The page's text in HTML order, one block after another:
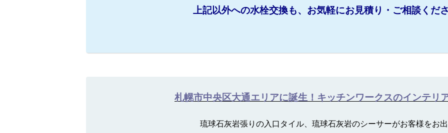
上記以外への水栓交換も、お気軽にお見積り・ご相談くだ
札幌市中央区大通エリアに誕生！キッチンワークスのインテリ
琉球石灰岩張りの入口タイル、琉球石灰岩のシーサーがお客様をお